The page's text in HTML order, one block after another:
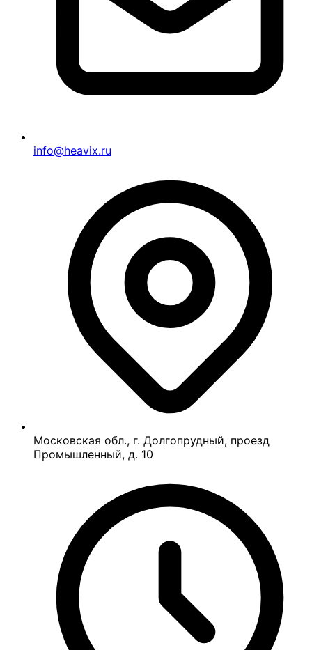
info@heavix.ru
Московская обл., г. Долгопрудный, проезд
Промышленный, д. 10